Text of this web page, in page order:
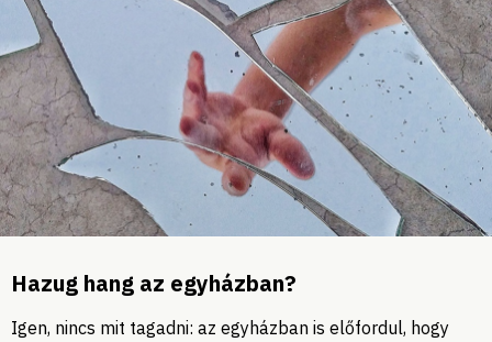
Hazug hang az egyházban?
Igen, nincs mit tagadni: az egyházban is előfordul, hogy